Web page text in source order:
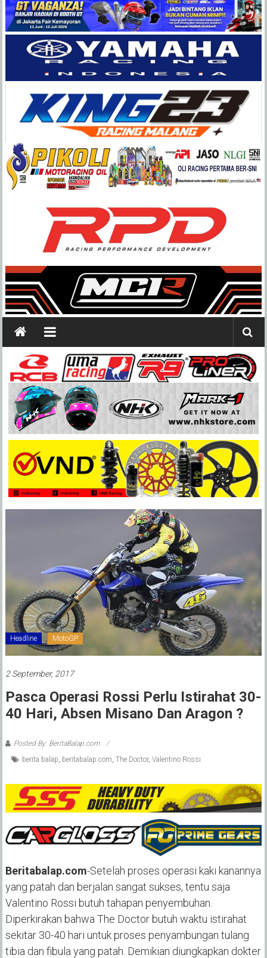
Balap
Paling
Lengkap
Headline MotoGP
2 September, 2017
Pasca Operasi Rossi Perlu Istirahat 30-
40 Hari, Absen Misano Dan Aragon ?
Posted By: BeritaBalap.com
berita balap, beritabalap.com, The Doctor, Valentino Rossi
Beritabalap.com-Setelah proses operasi kaki kanannya
yang patah dan berjalan sangat sukses, tentu saja
Valentino Rossi butuh tahapan penyembuhan.
Diperkirakan bahwa The Doctor butuh waktu istirahat
sekitar 30-40 hari untuk proses penyambungan tulang
tibia dan fibula yang patah. Demikian diungkapkan dokter